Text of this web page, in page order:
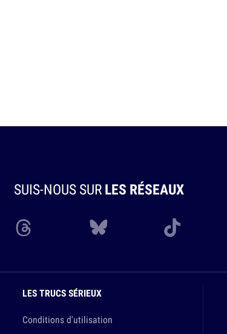
SUIS-NOUS SURLES RÉSEAUX
LES TRUCS SÉRIEUX
Conditions d'utilisation